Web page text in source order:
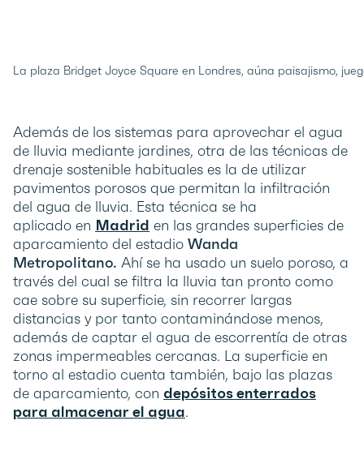
La plaza Bridget Joyce Square en Londres, aúna paisajismo,
Además de los sistemas para aprovechar el agua
de lluvia mediante jardines, otra de las técnicas de
drenaje sostenible habituales es la de utilizar
pavimentos porosos que permitan la infiltración
del agua de lluvia. Esta técnica se ha
aplicado en Madrid en las grandes superficies de
aparcamiento del estadio Wanda
Metropolitano. Ahí se ha usado un suelo poroso, a
través del cual se filtra la lluvia tan pronto como
cae sobre su superficie, sin recorrer largas
distancias y por tanto contaminándose menos,
además de captar el agua de escorrentía de otras
zonas impermeables cercanas. La superficie en
torno al estadio cuenta también, bajo las plazas
de aparcamiento, con depósitos enterrados
para almacenar el agua.